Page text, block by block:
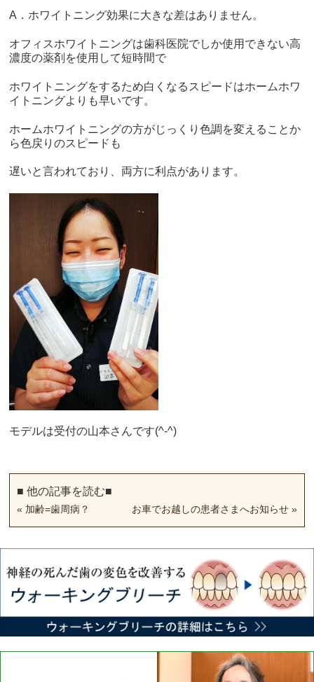
A．ホワイトニング効果に大きな差はありません。
オフィスホワイトニングは歯科医院でしか使用できない高
濃度の薬剤を使用して短時間で
ホワイトニングをするため白くなるスピードはホームホワ
イトニングよりも早いです。
ホームホワイトニングの方がじっくり色調を変えることか
ら色戻りのスピードも
遅いと言われており、両方に利点があります。
モデルは受付の山本さんです(^-^)
■ 他の記事を読む■
« 加齢=歯周病？ お車でお越しの患者さまへお知らせ»